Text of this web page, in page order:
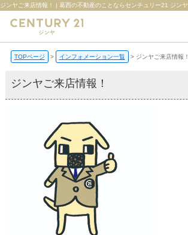
ジンヤご来店情報！ | 葛西の不動産のことならセンチュリー21 ジンヤ
TOPページ インフォメーション一覧 ジンヤご来店情報！
ジンヤご来店情報！